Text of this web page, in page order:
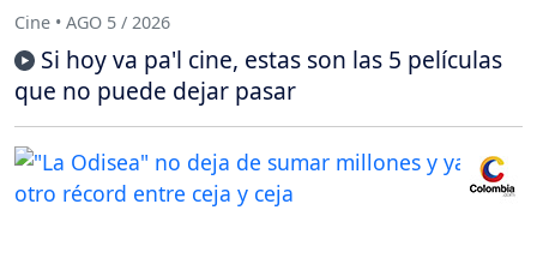
Cine • AGO 5 / 2026
Si hoy va pa'l cine, estas son las 5 películas
que no puede dejar pasar